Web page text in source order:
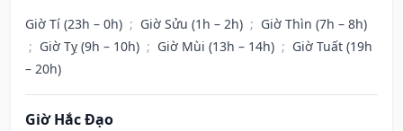
Giờ Tí (23h – 0h) ; Giờ Sửu (1h – 2h) ; Giờ Thìn (7h – 8h)
; Giờ Tỵ (9h – 10h) ; Giờ Mùi (13h – 14h) ; Giờ Tuất (19h
– 20h)
Giờ Hắc Đạo